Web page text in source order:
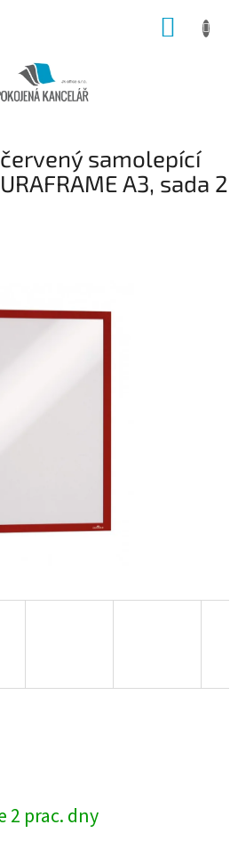
samolepící
A3, sada 2
2 prac. dny